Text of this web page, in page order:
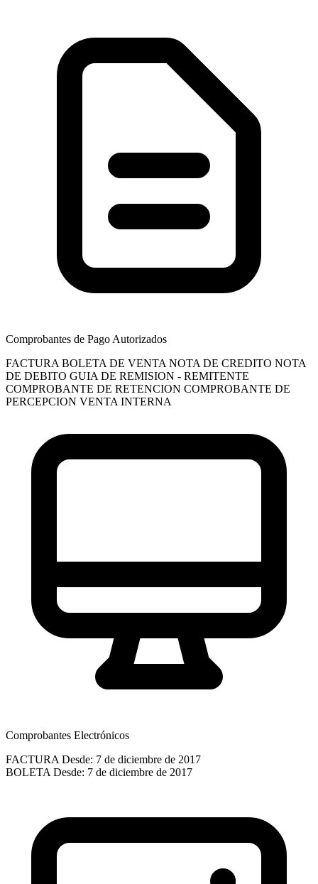
Comprobantes de Pago Autorizados
FACTURA BOLETA DE VENTA NOTA DE CREDITO NOTA
DE DEBITO GUIA DE REMISION - REMITENTE
COMPROBANTE DE RETENCION COMPROBANTE DE
PERCEPCION VENTA INTERNA
Comprobantes Electrónicos
FACTURA Desde: 7 de diciembre de 2017
BOLETA Desde: 7 de diciembre de 2017